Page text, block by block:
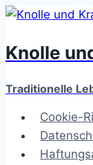
Zum
springen
Knolle
Traditionelle
Cookie-